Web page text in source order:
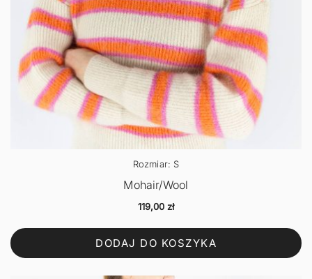
Rozmiar: S
Mohair/Wool
119,00 zł
DODAJ DO KOSZYKA